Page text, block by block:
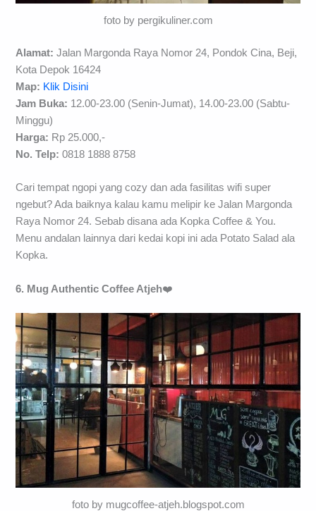
foto by pergikuliner.com
Alamat: Jalan Margonda Raya Nomor 24, Pondok Cina, Beji,
Kota Depok 16424
Map: Klik Disini
Jam Buka: 12.00-23.00 (Senin-Jumat), 14.00-23.00 (Sabtu-
Minggu)
Harga: Rp 25.000,-
No. Telp: 0818 1888 8758
Cari tempat ngopi yang cozy dan ada fasilitas wifi super
ngebut? Ada baiknya kalau kamu melipir ke Jalan Margonda
Raya Nomor 24. Sebab disana ada Kopka Coffee & You.
Menu andalan lainnya dari kedai kopi ini ada Potato Salad ala
Kopka.
6. Mug Authentic Coffee Atjeh❤️
foto by mugcoffee-atjeh.blogspot.com